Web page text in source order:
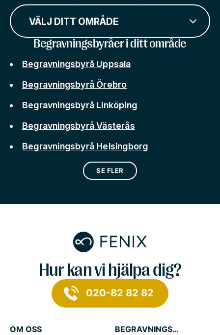
VÄLJ DITT OMRÅDE
Begravningsbyråer i ditt område
Begravningsbyrå Uppsala
Begravningsbyrå Örebro
Begravningsbyrå Linköping
Begravningsbyrå Västerås
Begravningsbyrå Helsingborg
SE FLER
Hur kan vi hjälpa dig?
020-82 82 82
OM OSS
BEGRAVNINGSTJÄNSTER